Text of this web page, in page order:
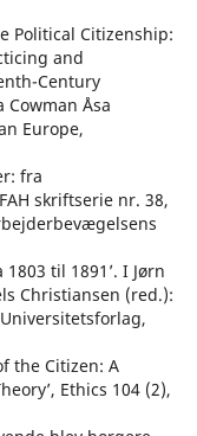
Political Citizenship:
and
Century
Cowman Åsa
Europe,
fra
skriftserie nr. 38,
til 1891’. I Jørn
Christiansen (red.):
the Citizen: A
Ethics 104 (2),